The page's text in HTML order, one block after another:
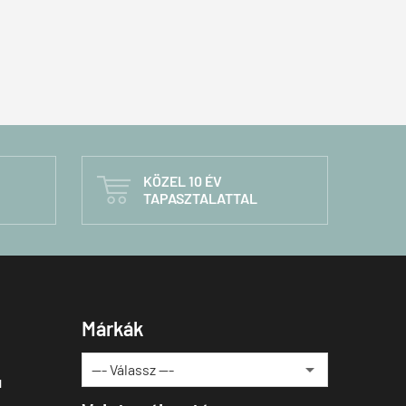

KÖZEL 10 ÉV
TAPASZTALATTAL
Márkák